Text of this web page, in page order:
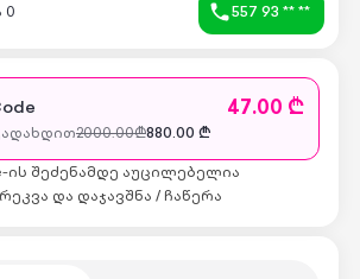
0 557 93 ** **
47.00 ₾
2000.00₾880.00 ₾
ის შეძენამდე აუცილებელია
და დაჯავშნა / ჩაწერა